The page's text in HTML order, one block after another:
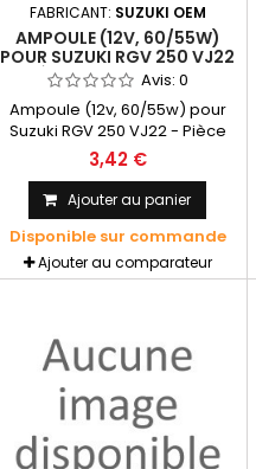
FABRICANT: SUZUKI OEM
AMPOULE (12V, 60/55W)
POUR SUZUKI RGV 250 VJ22
- PIÈCE D'ORIGINE SUZUKI
OEM
Avis:0
Ampoule (12v, 60/55w) pour
Suzuki RGV 250 VJ22 - Pièce
d'origine SUZUKI OEM
3,42 €
Ajouter au panier
Disponible sur commande
Ajouter au comparateur